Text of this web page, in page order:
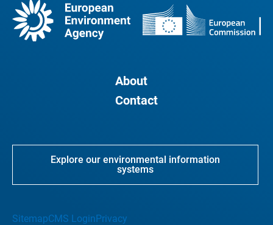
About
Contact
Explore our environmental information
systems
SitemapCMS LoginPrivacy